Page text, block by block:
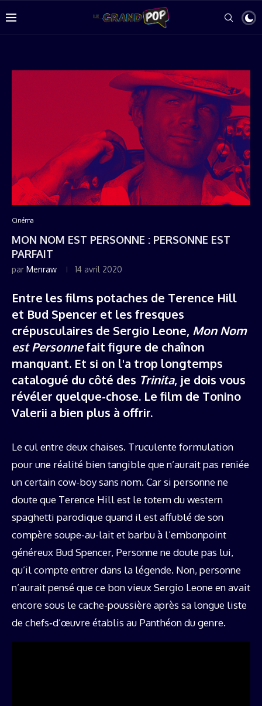
Cinéma
MON NOM EST PERSONNE : PERSONNE EST
PARFAIT
par Menraw 14 avril 2020
Entre les films potaches de Terence Hill
et Bud Spencer et les fresques
crépusculaires de Sergio Leone, Mon Nom
est Personnefait figure de chaînon
manquant. Et si on l'a trop longtemps
catalogué du côté des Trinita, je dois vous
révéler quelque-chose. Le film de Tonino
Valerii a bien plus à offrir.
Le cul entre deux chaises. Truculente formulation
pour une réalité bien tangible que n’aurait pas reniée
un certain cow-boy sans nom. Car si personne ne
doute que Terence Hill est le totem du western
spaghetti parodique quand il est affublé de son
compère soupe-au-lait et barbu à l’embonpoint
généreux Bud Spencer, Personne ne doute pas lui,
qu’il compte entrer dans la légende. Non, personne
n’aurait pensé que ce bon vieux Sergio Leone en avait
encore sous le cache-poussière après sa longue liste
de chefs‑d’œuvre établis au Panthéon du genre.